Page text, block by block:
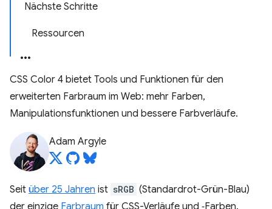
Nächste Schritte
Ressourcen
CSS Color 4 bietet Tools und Funktionen für den
erweiterten Farbraum im Web: mehr Farben,
Manipulationsfunktionen und bessere Farbverläufe.
Adam Argyle
Seit über 25 Jahren ist sRGB (Standardrot-Grün-Blau)
der einzige Farbraum für CSS-Verläufe und ‑Farben.